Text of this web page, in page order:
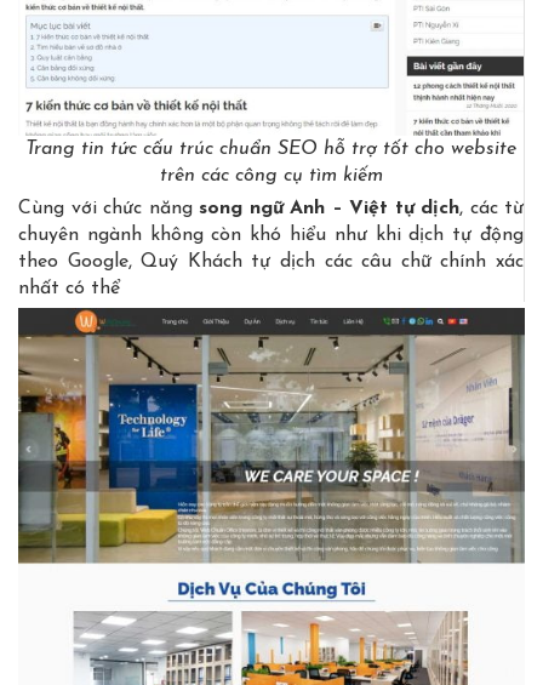
Trang tin tức cấu trúc chuẩn SEO hỗ trợ tốt cho website
trên các công cụ tìm kiếm
Cùng với chức năng song ngữ Anh – Việt tự dịch, các từ
chuyên ngành không còn khó hiểu như khi dịch tự động
theo Google, Quý Khách tự dịch các câu chữ chính xác
nhất có thể